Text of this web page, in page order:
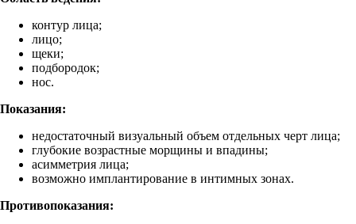
контур лица;
лицо;
щеки;
подбородок;
нос.
Показания:
недостаточный визуальный объем отдельных черт лица;
глубокие возрастные морщины и впадины;
асимметрия лица;
возможно имплантирование в интимных зонах.
Противопоказания: